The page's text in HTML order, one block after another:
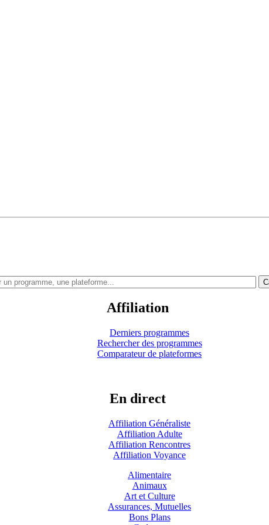
Affiliation
Derniers programmes
Rechercher des programmes
Comparateur de plateformes
En direct
Affiliation Généraliste
Affiliation Adulte
Affiliation Rencontres
Affiliation Voyance
Alimentaire
Animaux
Art et Culture
Assurances, Mutuelles
Bons Plans